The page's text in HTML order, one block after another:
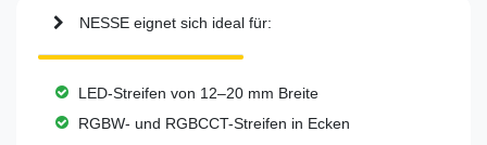
NESSE eignet sich ideal für:
LED-Streifen von 12–20 mm Breite
RGBW- und RGBCCT-Streifen in Ecken